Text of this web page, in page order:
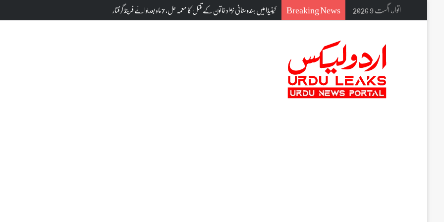
اتوار, اگست 9 2026 Breaking News کینیڈا میں ہندوستانی نژاد خاتون کے قتل کا معمہ حل، 7 ماہ بعد بوائے فرینڈ گرفتار